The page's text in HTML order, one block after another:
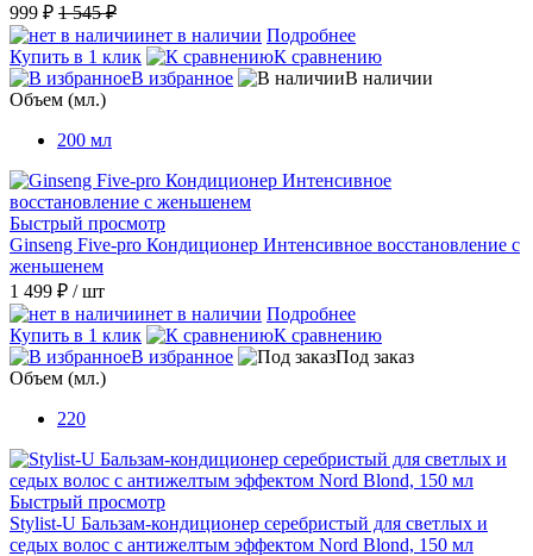
999 ₽ 1 545 ₽
нет в наличии Подробнее
Купить в 1 клик
К сравнению
В избранное
В наличии
Объем (мл.)
200 мл
Быстрый просмотр
Ginseng Five-pro Кондиционер Интенсивное восстановление с
женьшенем
1 499 ₽ / шт
нет в наличии Подробнее
Купить в 1 клик
К сравнению
В избранное
Под заказ
Объем (мл.)
220
Быстрый просмотр
Stylist-U Бальзам-кондиционер серебристый для светлых и
седых волос с антижелтым эффектом Nord Blond, 150 мл